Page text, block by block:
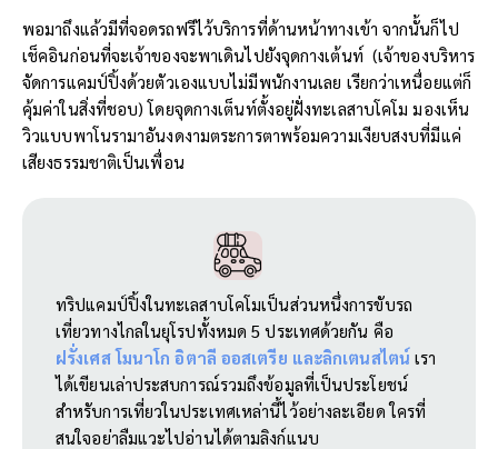
พอมาถึงแล้วมีที่จอดรถฟรีไว้บริการที่ด้านหน้าทางเข้า จากนั้นก็ไป
เช็คอินก่อนที่จะเจ้าของจะพาเดินไปยังจุดกางเต้นท์ (เจ้าของบริหาร
จัดการแคมป์ปิ้งด้วยตัวเองแบบไม่มีพนักงานเลย เรียกว่าเหนื่อยแต่ก็
คุ้มค่าในสิ่งที่ชอบ) โดยจุดกางเต็นท์ตั้งอยู่ฝั่งทะเลสาบโคโม มองเห็น
วิวแบบพาโนรามาอันงดงามตระการตาพร้อมความเงียบสงบที่มีแค่
เสียงธรรมชาติเป็นเพื่อน
ทริปแคมป์ปิ้งในทะเลสาบโคโมเป็นส่วนหนึ่งการขับรถ
เที่ยวทางไกลในยุโรปทั้งหมด 5 ประเทศด้วยกัน คือ
ฝรั่งเศส โมนาโก อิตาลี ออสเตรีย และลิกเตนสไตน์ เรา
ได้เขียนเล่าประสบการณ์รวมถึงข้อมูลที่เป็นประโยชน์
สำหรับการเที่ยวในประเทศเหล่านี้ไว้อย่างละเอียด ใครที่
สนใจอย่าลืมแวะไปอ่านได้ตามลิงก์แนบ